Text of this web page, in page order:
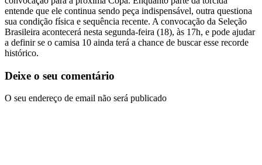
entende que ele continua sendo peça indispensável, outra questiona
sua condição física e sequência recente. A convocação da Seleção
Brasileira acontecerá nesta segunda-feira (18), às 17h, e pode ajudar
a definir se o camisa 10 ainda terá a chance de buscar esse recorde
histórico.
Deixe o seu comentário
O seu endereço de email não será publicado